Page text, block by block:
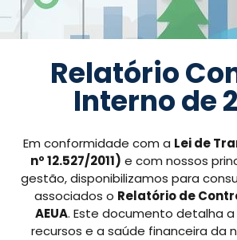
Relatório
Interno de
Em conformidade com a Lei de
nº 12.527/2011) e com nossos
gestão, disponibilizamos para
associados o Relatório de
AEUA. Este documento detalha
recursos e a saúde financeira da